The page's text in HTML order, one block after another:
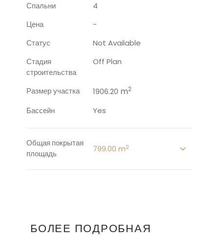
Спальни
4
Цена
-
Статус
Not Available
Стадия
строительства
Off Plan
Размер участка 1906.20 m2
Бассейн Yes
Общая покрытая
площадь
799.00 m2
БОЛЕЕ ПОДРОБНАЯ